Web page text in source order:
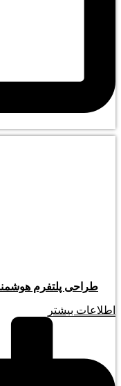
طراحی پلتفرم
اطلاعات بیشتر